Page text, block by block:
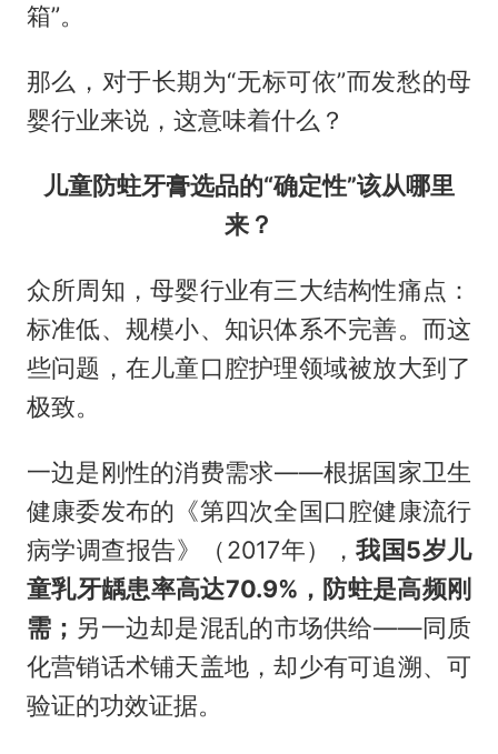
箱”。
那么，对于长期为“无标可依”而发愁的母
婴行业来说，这意味着什么？
儿童防蛀牙膏选品的“确定性”该从哪里
来？
众所周知，母婴行业有三大结构性痛点：
标准低、规模小、知识体系不完善。而这
些问题，在儿童口腔护理领域被放大到了
极致。
一边是刚性的消费需求——根据国家卫生
健康委发布的《第四次全国口腔健康流行
病学调查报告》（2017年），我国5岁儿
童乳牙龋患率高达70.9%，防蛀是高频刚
需； 另一边却是混乱的市场供给——同质
化营销话术铺天盖地，却少有可追溯、可
验证的功效证据。